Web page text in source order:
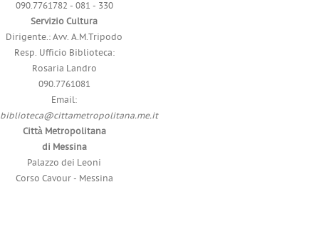
090.7761782 - 081 - 330
Servizio Cultura
Dirigente.: Avv. A.M.Tripodo
Resp. Ufficio Biblioteca:
Rosaria Landro
090.7761081
Email:
biblioteca@cittametropolitana.me.it
Città Metropolitana
di Messina
Palazzo dei Leoni
Corso Cavour - Messina